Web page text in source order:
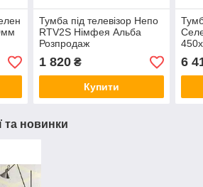
Тумба під телевізор Непо
RTV2S Німфея Альба
Розпродаж
330х1200х460мм Гербор
1 820₴
Купити
6
та новинки